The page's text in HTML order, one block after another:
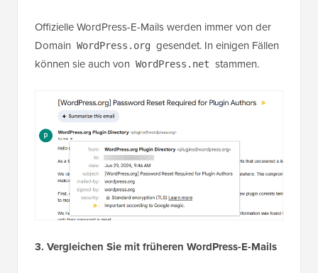
Offizielle WordPress-E-Mails werden immer von der
Domain WordPress.org gesendet. In einigen Fällen
können sie auch von WordPress.net stammen.
3. Vergleichen Sie mit früheren WordPress-E-Mails